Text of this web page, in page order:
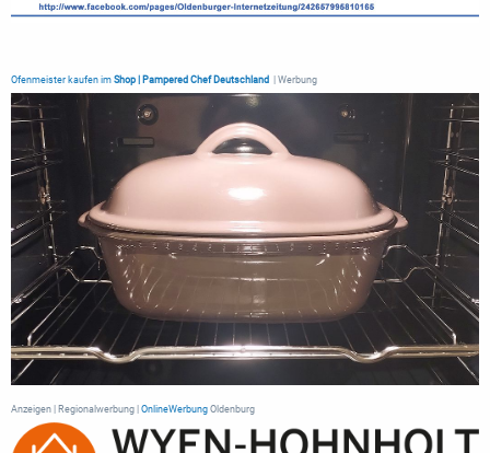
Ofenmeister kaufen im Shop | Pampered Chef Deutschland | Werbung
Anzeigen | Regionalwerbung | OnlineWerbung Oldenburg